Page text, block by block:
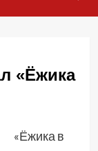
«Ёжика
«Ёжика в